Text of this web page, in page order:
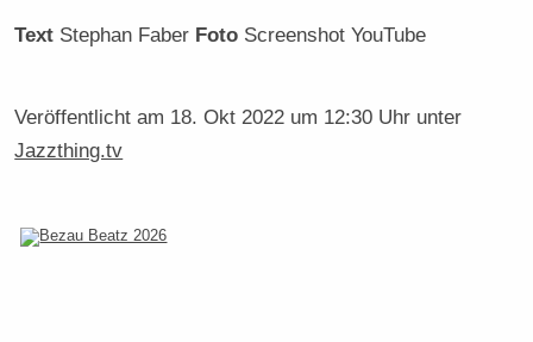
Text Stephan Faber Foto Screenshot YouTube
Veröffentlicht am 18. Okt 2022 um 12:30 Uhr unter
Jazzthing.tv